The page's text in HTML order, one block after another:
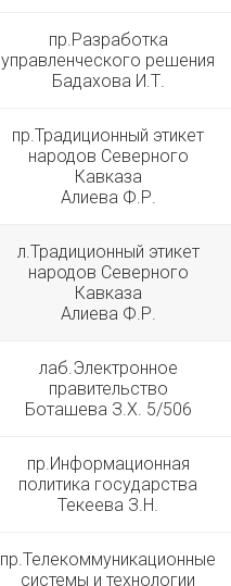
пр.Разработка
управленческого решения
Бадахова И.Т.
пр.Традиционный этикет
народов Северного
Кавказа
Алиева Ф.Р.
л.Традиционный этикет
народов Северного
Кавказа
Алиева Ф.Р.
лаб.Электронное
правительство
Боташева З.Х. 5/506
пр.Информационная
политика государства
Текеева З.Н.
пр.Телекоммуникационные
системы и технологии